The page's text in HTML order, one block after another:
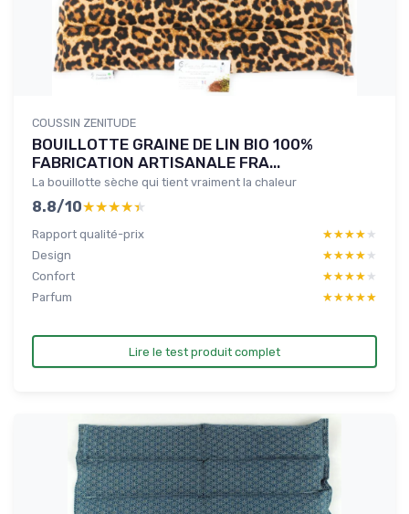
COUSSIN ZENITUDE
BOUILLOTTE GRAINE DE LIN BIO 100%
FABRICATION ARTISANALE FRA...
La bouillotte sèche qui tient vraiment la chaleur
8.8/10★★★★★
★★★★★
Rapport qualité-prix ★★★★★
★★★★★
Design
★★★★★
★★★★★
Confort
★★★★★
★★★★★
Parfum
★★★★★
★★★★★
Lire le test produit complet